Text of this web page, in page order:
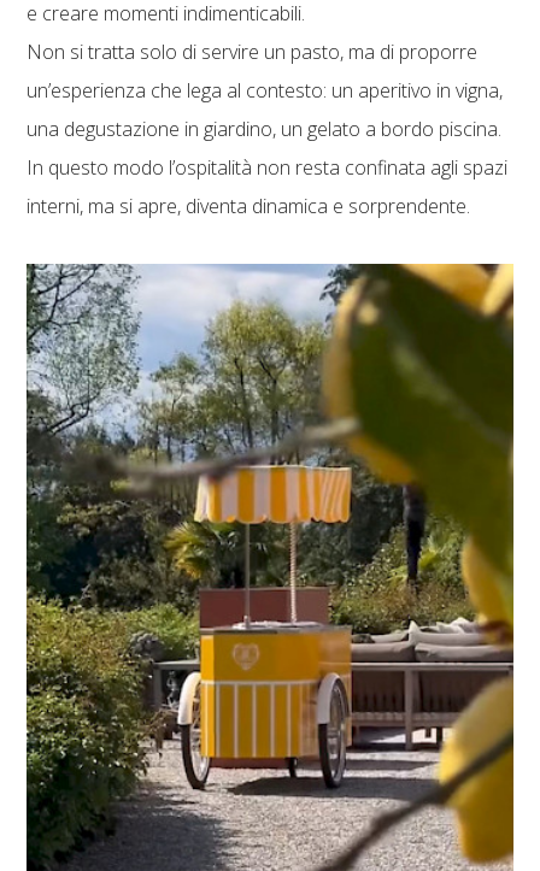
e creare momenti indimenticabili.
Non si tratta solo di servire un pasto, ma di proporre
un’esperienza che lega al contesto: un aperitivo in vigna,
una degustazione in giardino, un gelato a bordo piscina.
In questo modo l’ospitalità non resta confinata agli spazi
interni, ma si apre, diventa dinamica e sorprendente.